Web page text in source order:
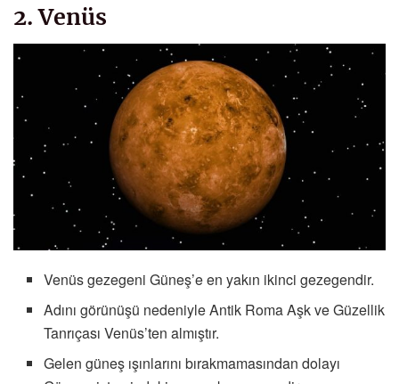
2. Venüs
Venüs gezegeni Güneş’e en yakın ikinci gezegendir.
Adını görünüşü nedeniyle Antik Roma Aşk ve Güzellik
Tanrıçası Venüs’ten almıştır.
Gelen güneş ışınlarını bırakmamasından dolayı